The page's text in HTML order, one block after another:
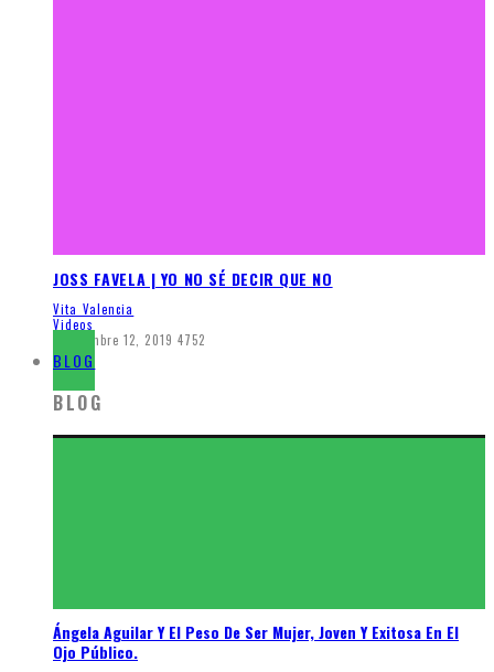
JOSS FAVELA | YO NO SÉ DECIR QUE NO
Vita Valencia
Videos
septiembre 12, 2019 4752
BLOG
BLOG
Ángela Aguilar Y El Peso De Ser Mujer, Joven Y Exitosa En El
Ojo Público.